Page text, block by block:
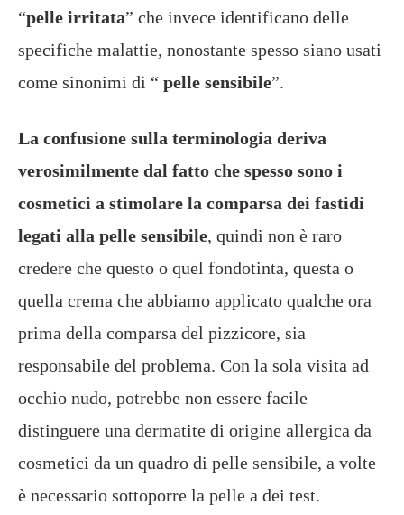
“pelle irritata” che invece identificano delle
specifiche malattie, nonostante spesso siano usati
come sinonimi di “ pelle sensibile”.
La confusione sulla terminologia deriva
verosimilmente dal fatto che spesso sono i
cosmetici a stimolare la comparsa dei fastidi
legati alla pelle sensibile, quindi non è raro
credere che questo o quel fondotinta, questa o
quella crema che abbiamo applicato qualche ora
prima della comparsa del pizzicore, sia
responsabile del problema. Con la sola visita ad
occhio nudo, potrebbe non essere facile
distinguere una dermatite di origine allergica da
cosmetici da un quadro di pelle sensibile, a volte
è necessario sottoporre la pelle a dei test.